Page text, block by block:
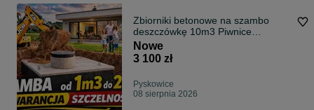
Zbiorniki betonowe na szambo
deszczówkę 10m3 Piwnice
betonowe kanały
Nowe
3 100 zł
Pyskowice
08 sierpnia 2026